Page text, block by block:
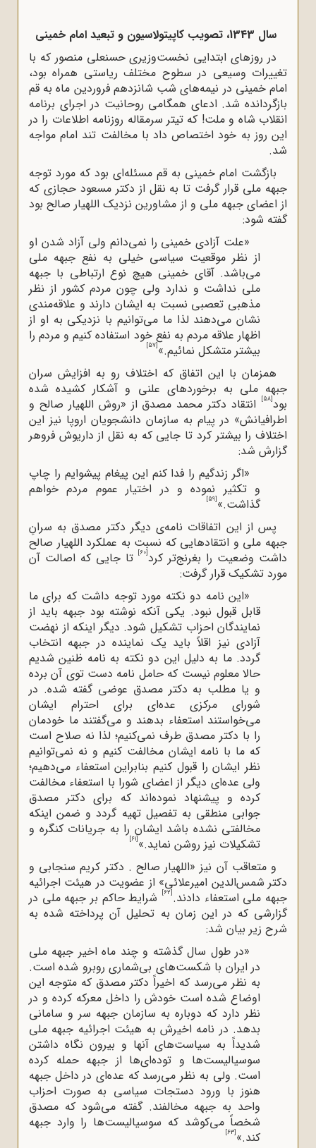
سال 1343، تصویب کاپیتولاسیون و تبعید امام خمینی
در روزهای ابتدایی نخست‌وزیری حسنعلی منصور که با
تغییرات وسیعی در سطوح مختلف ریاستی همراه بود،
امام خمینی در نیمه‌های شب شانزدهم فروردین ماه به قم
بازگردانده شد. ادعای همگامی روحانیت در اجرای برنامه
انقلاب شاه و ملت! که تیتر سرمقاله روزنامه اطلاعات را در
این روز به خود اختصاص داد با مخالفت تند امام مواجه
شد.
بازگشت امام خمینی به قم مسئله‌ای بود که مورد توجه
جبهه ملی قرار گرفت تا به نقل از دکتر مسعود حجازی که
از اعضای جبهه ملی و از مشاورین نزدیک اللهیار صالح بود
گفته شود:
«علت آزادی خمینی را نمی‌دانم ولی آزاد شدن او
از نظر موقعیت سیاسی خیلی به نفع جبهه ملی
می‌باشد. آقای خمینی هیچ نوع ارتباطی با جبهه
ملی نداشت و ندارد ولی چون مردم کشور از نظر
مذهبی تعصبی نسبت به ایشان دارند و علاقه‌مندی
نشان می‌دهند لذا ما می‌توانیم با نزدیکی به او از
اظهار علاقه مردم به نفع خود استفاده کنیم و مردم را
بیشتر متشکل نمائیم.» [57]
همزمان با این اتفاق که اختلاف رو به افزایش سران
جبهه ملی به برخوردهای علنی و آشکار کشیده شده
بود[58]
انتقاد دکتر محمد مصدق از «روش اللهیار صالح و
اطرافیانش» در پیام به سازمان دانشجویان اروپا نیز این
اختلاف را بیشتر کرد تا جایی که به نقل از داریوش فروهر
گزارش شد:
«اگر زندگیم را فدا کنم این پیغام پیشوایم را چاپ
و تکثیر نموده و در اختیار عموم مردم خواهم
گذاشت.» [59]
پس از این اتفاقات نامه‌ی دیگر دکتر مصدق به سرانِ
جبهه ملی و انتقادهایی که نسبت به عملکرد اللهیار صالح
داشت وضعیت را بغرنج‌تر کرد[60] تا جایی که اصالت آن
مورد تشکیک قرار گرفت:
«این نامه دو نکته مورد توجه داشت که برای ما
قابل قبول نبود. یکی آنکه نوشته بود جبهه باید از
نمایندگان احزاب تشکیل شود. دیگر اینکه از نهضت
آزادی نیز اقلاً باید یک نماینده در جبهه انتخاب
گردد. ما به دلیل این دو نکته به نامه ظنین شدیم
حالا معلوم نیست که حامل نامه دست توی آن برده
و یا مطلب به دکتر مصدق عوضی گفته شده. در
شورای مرکزی عده‌ای برای احترام ایشان
می‌خواستند استعفاء بدهند و می‌گفتند ما خودمان
را با دکتر مصدق طرف نمی‌کنیم؛ لذا نه صلاح است
که ما با نامه ایشان مخالفت کنیم و نه نمی‌توانیم
نظر ایشان را قبول کنیم بنابراین استعفاء می‌دهیم؛
ولی عده‌ای دیگر از اعضای شورا با استعفاء مخالفت
کرده و پیشنهاد نموده‌اند که برای دکتر مصدق
جوابی منطقی به تفصیل تهیه گردد و ضمن اینکه
مخالفتی نشده باشد ایشان را به جریانات کنگره و
تشکیلات نیز روشن نماید.» [61]
و متعاقب آن نیز «اللهیار صالح . دکتر کریم سنجابی و
دکتر شمس‌الدین امیرعلائی» از عضویت در هیئت اجرائیه
جبهه ملی استعفاء دادند. [62]
شرایط حاکم بر جبهه ملی در
گزارشی که در این زمان به تحلیل آن پرداخته شده به
شرح زیر بیان شد:
«در طول سال گذشته و چند ماه اخیر جبهه ملی
در ایران با شکست‌های بی‌شماری روبرو شده است.
به نظر می‌رسد که اخیراً دکتر مصدق که متوجه این
اوضاع شده است خودش را داخل معرکه کرده و در
نظر دارد که دوباره به سازمان جبهه سر و سامانی
بدهد. در نامه اخیرش به هیئت اجرائیه جبهه ملی
شدیداً به سیاست‌های آنها و بیرون نگاه داشتن
سوسیالیست‌ها و توده‌ای‌ها از جبهه حمله کرده
است. ولی به نظر می‌رسد که عده‌ای در داخل جبهه
هنوز با ورود دستجات سیاسی به صورت احزاب
واحد به جبهه مخالفند. گفته می‌شود که مصدق
شخصاً می‌کوشد که سوسیالیست‌ها را وارد جبهه
کند.» [63]